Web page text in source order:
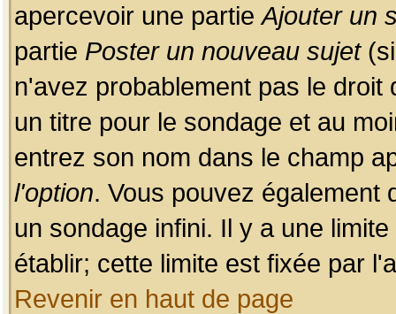
apercevoir une partieAjouter un
partie Poster un nouveau sujet(si
n'avez probablement pas le
un titre pour le sondage et au
entrez son nom dans le champ
l'option. Vous pouvez également
un sondage infini. Il y a une
établir; cette limite est fixée par
Revenir en haut de page